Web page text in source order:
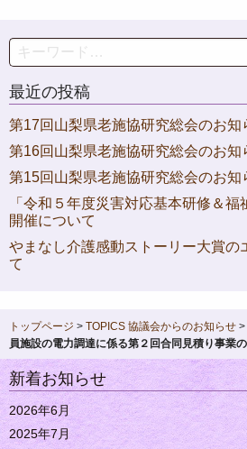
ゲ
ー
シ
ョ
ン
Search
最近の投稿
第17回山梨県老施協研究総会のお知
第16回山梨県老施協研究総会のお知
第15回山梨県老施協研究総会のお知
「令和５年度災害対応基本研修＆
開催について
やまなし介護感動ストーリー大賞の
て
トップページ > TOPICS 協議会からのお知らせ >
員施設の電力調達に係る第２回合同見積り事業
新着お知らせ
2026年6月
2025年7月